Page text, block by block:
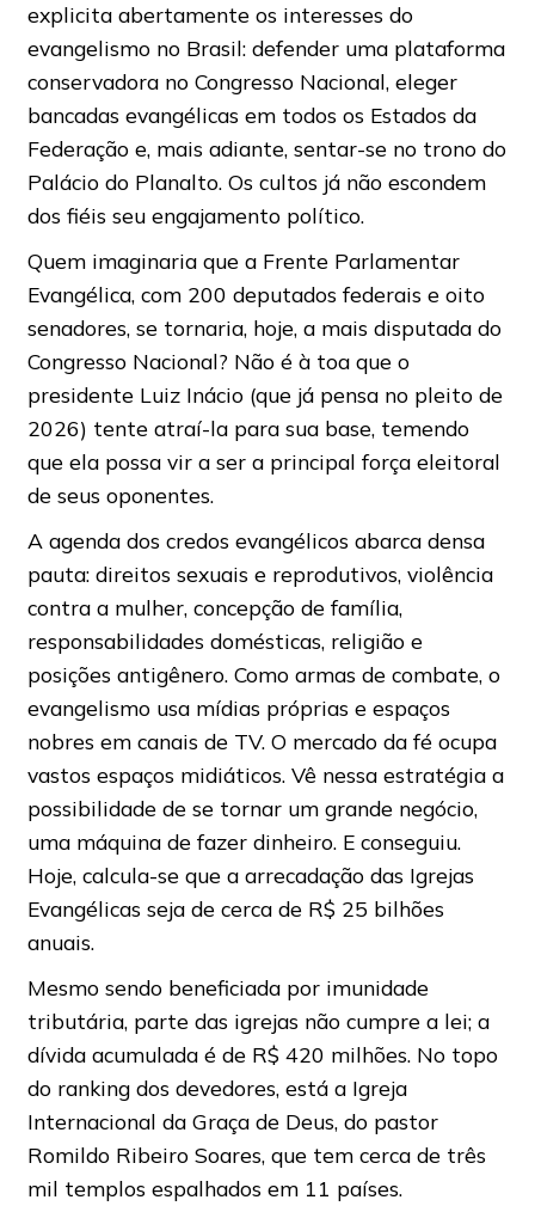
explicita abertamente os interesses do
evangelismo no Brasil: defender uma plataforma
conservadora no Congresso Nacional, eleger
bancadas evangélicas em todos os Estados da
Federação e, mais adiante, sentar-se no trono do
Palácio do Planalto. Os cultos já não escondem
dos fiéis seu engajamento político.
Quem imaginaria que a Frente Parlamentar
Evangélica, com 200 deputados federais e oito
senadores, se tornaria, hoje, a mais disputada do
Congresso Nacional? Não é à toa que o
presidente Luiz Inácio (que já pensa no pleito de
2026) tente atraí-la para sua base, temendo
que ela possa vir a ser a principal força eleitoral
de seus oponentes.
A agenda dos credos evangélicos abarca densa
pauta: direitos sexuais e reprodutivos, violência
contra a mulher, concepção de família,
responsabilidades domésticas, religião e
posições antigênero. Como armas de combate, o
evangelismo usa mídias próprias e espaços
nobres em canais de TV. O mercado da fé ocupa
vastos espaços midiáticos. Vê nessa estratégia a
possibilidade de se tornar um grande negócio,
uma máquina de fazer dinheiro. E conseguiu.
Hoje, calcula-se que a arrecadação das Igrejas
Evangélicas seja de cerca de R$ 25 bilhões
anuais.
Mesmo sendo beneficiada por imunidade
tributária, parte das igrejas não cumpre a lei; a
dívida acumulada é de R$ 420 milhões. No topo
do ranking dos devedores, está a Igreja
Internacional da Graça de Deus, do pastor
Romildo Ribeiro Soares, que tem cerca de três
mil templos espalhados em 11 países.